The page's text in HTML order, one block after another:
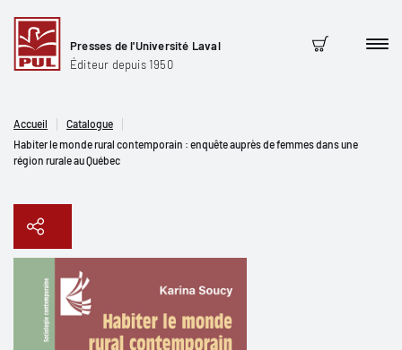
Presses de l'Université Laval
Éditeur depuis 1950
Panier
Accueil
Catalogue
Habiter le monde rural contemporain : enquête auprès de femmes dans une
région rurale au Québec